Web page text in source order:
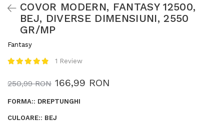
COVOR MODERN, FANTASY 12500,
BEJ, DIVERSE DIMENSIUNI, 2550
GR/MP
Fantasy
1 Review
250,99 RON 166,99 RON
FORMA:: DREPTUNGHI
CULOARE:: BEJ